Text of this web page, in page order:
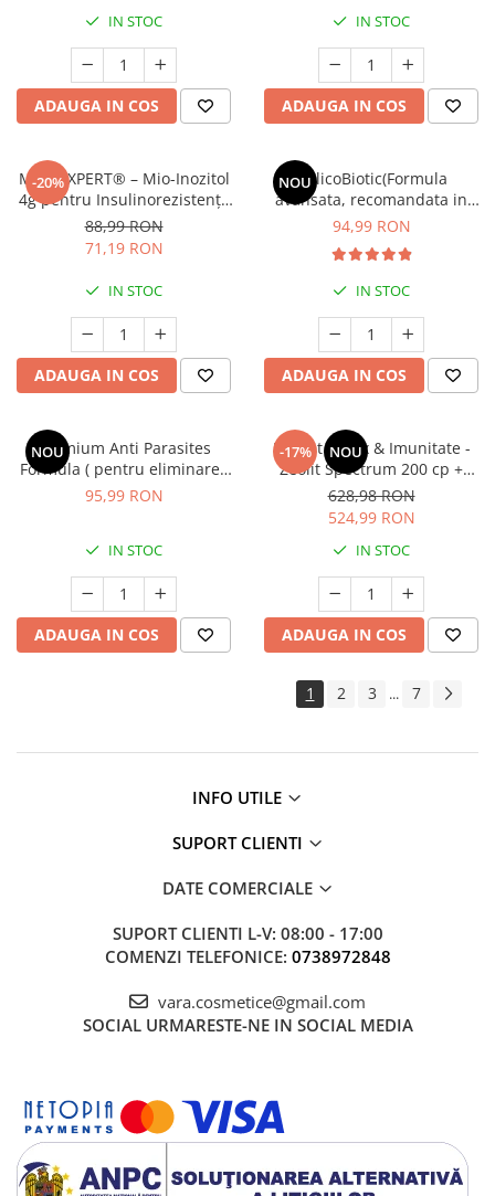
IN STOC
ADAUGA IN COS
IN STOC
ADAUGA IN COS
-20%
MYO EXPERT® – Mio-Inozitol
4g pentru Insulinorezistență
și Echilibru Hormonal (60
Tablete Masticabile)
88,99 RON
71,19 RON
IN STOC
ADAUGA IN COS
NOUHelicoBiotic(Formula
avansata, recomandata in
infectia cu Helicobacter pylori)
94,99 RON
IN STOC
ADAUGA IN COS
NOU
Premium Anti Parasites
Formula ( pentru eliminarea
paraziților intestinali și
95,99 RON
IN STOC
ADAUGA IN COS
-17% NOU
Pachet Detox & Imunitate -
Zeolit Spectrum 200 cp +
Mycelcaps
628,98 RON
524,99 RON
IN STOC
ADAUGA IN COS
1 2 3 ... 7
INFO UTILE
SUPORT CLIENTI
DATE COMERCIALE
SUPORT CLIENTI L-V: 08:00 - 17:00
COMENZI TELEFONICE: 0738972848
vara.cosmetice@gmail.com
SOCIAL URMARESTE-NE IN SOCIAL MEDIA